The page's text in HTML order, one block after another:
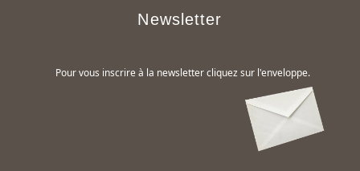
Newsletter
Pour vous inscrire à la newsletter cliquez sur l'enveloppe.